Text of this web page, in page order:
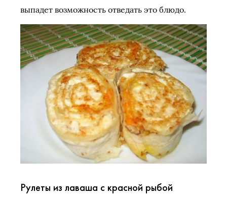
выпадет возможность отведать это блюдо.
Рулеты из лаваша с красной рыбой